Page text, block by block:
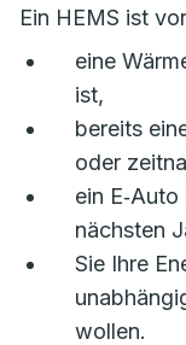
Ein HEMS ist
eine
ist,
bereits
oder
ein
nächsten
Sie Ihre
wollen.